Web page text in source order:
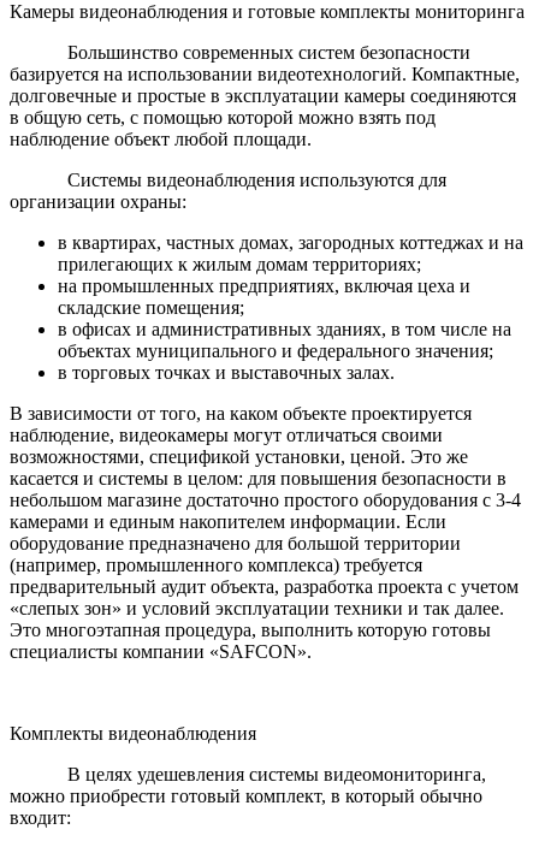
Камеры видеонаблюдения и готовые комплекты мониторинга
Большинство современных систем безопасности
базируется на использовании видеотехнологий. Компактные,
долговечные и простые в эксплуатации камеры соединяются
в общую сеть, с помощью которой можно взять под
наблюдение объект любой площади.
Системы видеонаблюдения используются для
организации охраны:
в квартирах, частных домах, загородных коттеджах и на
прилегающих к жилым домам территориях;
на промышленных предприятиях, включая цеха и
складские помещения;
в офисах и административных зданиях, в том числе на
объектах муниципального и федерального значения;
в торговых точках и выставочных залах.
В зависимости от того, на каком объекте проектируется
наблюдение, видеокамеры могут отличаться своими
возможностями, спецификой установки, ценой. Это же
касается и системы в целом: для повышения безопасности в
небольшом магазине достаточно простого оборудования с 3-4
камерами и единым накопителем информации. Если
оборудование предназначено для большой территории
(например, промышленного комплекса) требуется
предварительный аудит объекта, разработка проекта с учетом
«слепых зон» и условий эксплуатации техники и так далее.
Это многоэтапная процедура, выполнить которую готовы
специалисты компании «SAFCON».
Комплекты видеонаблюдения
В целях удешевления системы видеомониторинга,
можно приобрести готовый комплект, в который обычно
входит: